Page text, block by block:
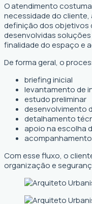
O atendimento
necessidade do cliente,
definição dos objetivos
desenvolvidas
finalidade do espaço e
De forma geral, o
briefing inicial
levantamento de
estudo preliminar
desenvolvimento
detalhamento
apoio na escolha
Com esse fluxo, o
organização e